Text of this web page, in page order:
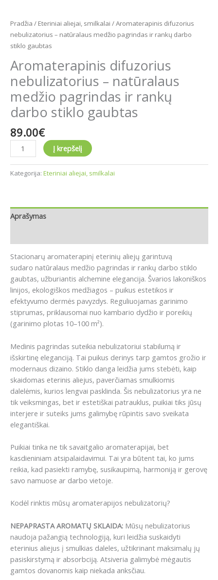
Pradžia / Eteriniai aliejai, smilkalai / Aromaterapinis difuzorius
nebulizatorius – natūralaus medžio pagrindas ir rankų darbo
stiklo gaubtas
Aromaterapinis difuzorius
nebulizatorius – natūralaus
medžio pagrindas ir rankų
darbo stiklo gaubtas
89.00€
Į krepšelį
Kategorija: Eteriniai aliejai, smilkalai
Aprašymas
Stacionarų aromaterapinį eterinių aliejų garintuvą
sudaro natūralaus medžio pagrindas ir rankų darbo stiklo
gaubtas, užburiantis alchemine elegancija. Švarios lakoniškos
linijos, ekologiškos medžiagos – puikus estetikos ir
efektyvumo dermės pavyzdys. Reguliuojamas garinimo
stiprumas, priklausomai nuo kambario dydžio ir poreikių
(garinimo plotas 10–100 m²).
Medinis pagrindas suteikia nebulizatoriui stabilumą ir
išskirtinę eleganciją. Tai puikus derinys tarp gamtos grožio ir
modernaus dizaino. Stiklo danga leidžia jums stebėti, kaip
skaidomas eterinis aliejus, paverčiamas smulkiomis
dalelėmis, kurios lengvai pasklinda. Šis nebulizatorius yra ne
tik veiksmingas, bet ir estetiškai patrauklus, puikiai tiks jūsų
interjere ir suteiks jums galimybę rūpintis savo sveikata
elegantiškai.
Puikiai tinka ne tik savaitgalio aromaterapijai, bet
kasdieniniam atsipalaidavimui. Tai yra būtent tai, ko jums
reikia, kad pasiekti ramybę, susikaupimą, harmoniją ir gerovę
savo namuose ar darbo vietoje.
Kodėl rinktis mūsų aromaterapijos nebulizatorių?
NEPAPRASTA AROMATŲ SKLAIDA: Mūsų nebulizatorius
naudoja pažangią technologiją, kuri leidžia suskaidyti
eterinius aliejus į smulkias daleles, užtikrinant maksimalų jų
pasiskirstymą ir absorbciją. Atsiveria galimybė mėgautis
gamtos dovanomis kaip niekada anksčiau.